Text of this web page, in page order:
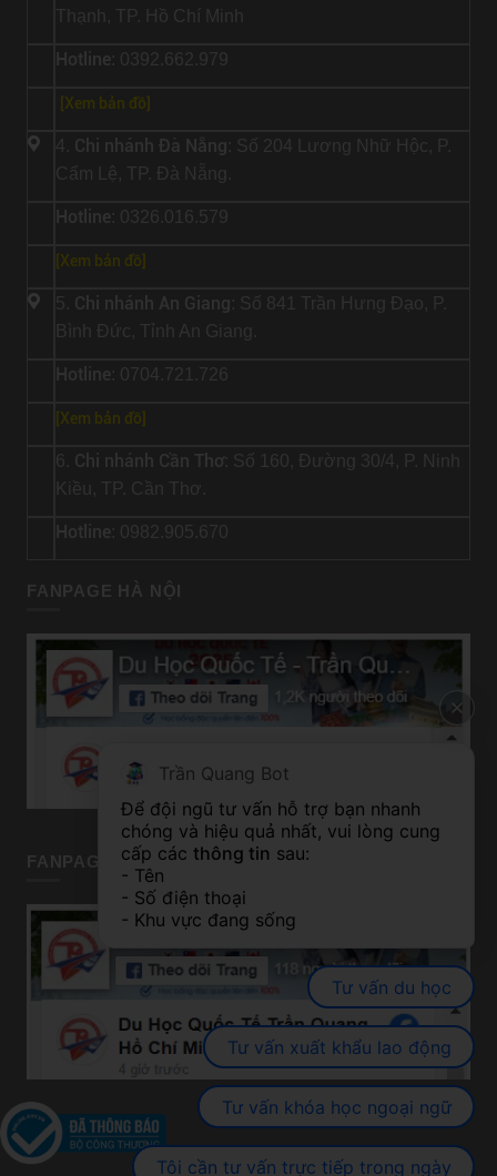
Thạnh, TP. Hồ Chí Minh
Hotline: 0392.662.979
[Xem bản đồ]
4. Chi nhánh Đà Nẵng: Số 204 Lương Nhữ Hộc, P.
Cẩm Lệ, TP. Đà Nẵng.
Hotline: 0326.016.579
Xem bản đồ
5. Chi nhánh An Giang: Số 841 Trần Hưng Đạo, P.
Bình Đức, Tỉnh An Giang.
Hotline: 0704.721.726
Xem bản đồ
6. Chi nhánh Cần Thơ: Số 160, Đường 30/4, P. Ninh
Kiều, TP. Cần Thơ.
Hotline: 0982.905.670
FANPAGE HÀ NỘI
FANPAGE TP HỒ CHÍ MINH
Trần Quang Bot
Để đội ngũ tư vấn hỗ trợ bạn nhanh
chóng và hiệu quả nhất, vui lòng cung
cấp các thông tin sau:
- Tên
- Số điện thoại
- Khu vực đang sống
Tư vấn du học
Tư vấn xuất khẩu lao động
Tư vấn khóa học ngoại ngữ
Tôi cần tư vấn trực tiếp trong ngày